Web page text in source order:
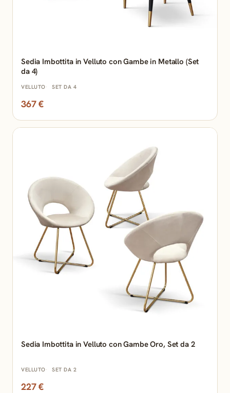
Sedia Imbottita in Velluto con Gambe in Metallo (Set
da 4)
VELLUTO SET DA 4
367 €
Sedia Imbottita in Velluto con Gambe Oro, Set da 2
VELLUTO SET DA 2
227 €